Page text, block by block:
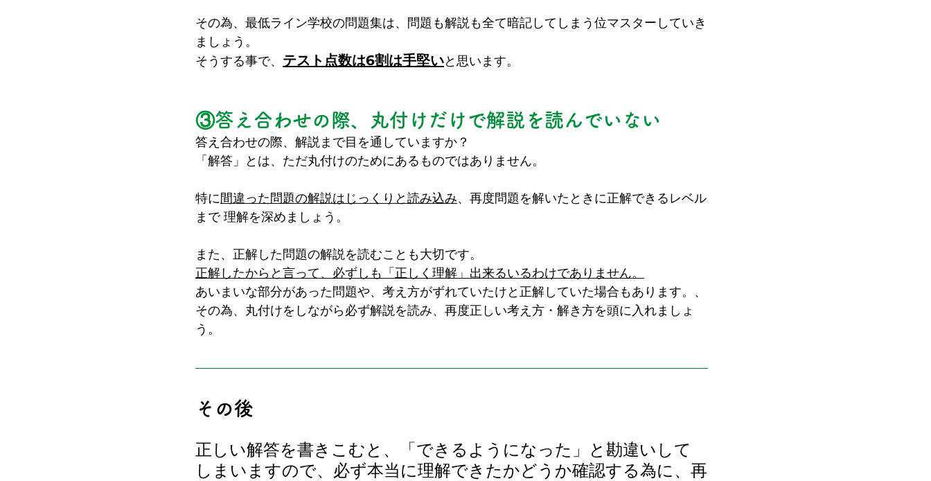
その為、最低ライン学校の問題集は、問題も解説も全て暗記してしまう位マスターしていき
ましょう。
そうする事で、 テスト点数は6割は手堅いと思います。
③答え合わせの際、丸付けだけで解説を読んでいない
答え合わせの際、解説まで目を通していますか？
「解答」とは、ただ丸付けのためにあるものではありません。
特に間違った問題の解説はじっくりと読み込み、再度問題を解いたときに正解できるレベル
まで 理解を深めましょう。
また、正解した問題の解説を読むことも大切です。
正解したからと言って、必ずしも「正しく理解」出来るいるわけでありません。
あいまいな部分があった問題や、考え方がずれていたけと正解していた場合もあります。、
その為、丸付けをしながら必ず解説を読み、再度正しい考え方・解き方を頭に入れましょ
う。
その後
正しい解答を書きこむと、「できるようになった」と勘違いして
しまいますので、必ず本当に理解できたかどうか確認する為に、再